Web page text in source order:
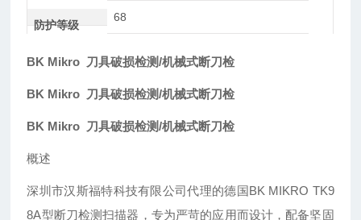
防护等级
68
BK Mikro 刀具破损检测/机械式断刀检
BK Mikro 刀具破损检测/机械式断刀检
BK Mikro 刀具破损检测/机械式断刀检
概述
深圳市汉斯福特科技有限公司代理的德国BK MIKRO TK9
8A型断刀检测扫描器，专为严苛的应用而设计，配备坚固